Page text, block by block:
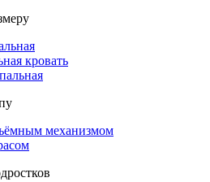
кровать
механизмом